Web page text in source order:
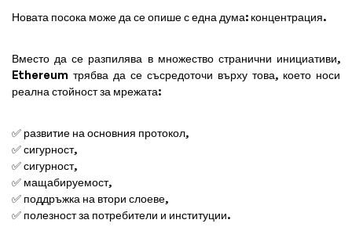
Новата посока може да се опише с една дума: концентрация.
Вместо да се разпилява в множество странични инициативи,
Ethereum трябва да се съсредоточи върху това, което носи
реална стойност за мрежата:
✅ развитие на основния протокол,
✅ сигурност,
✅ сигурност,
✅ мащабируемост,
✅ поддръжка на втори слоеве,
✅ полезност за потребители и институции.